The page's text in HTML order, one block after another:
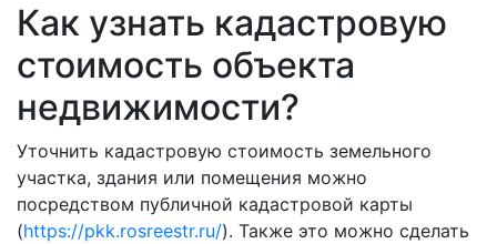
Как узнать кадастровую
стоимость объекта
недвижимости?
Уточнить кадастровую стоимость земельного
участка, здания или помещения можно
посредством публичной кадастровой карты
(https://pkk.rosreestr.ru/). Также это можно сделать